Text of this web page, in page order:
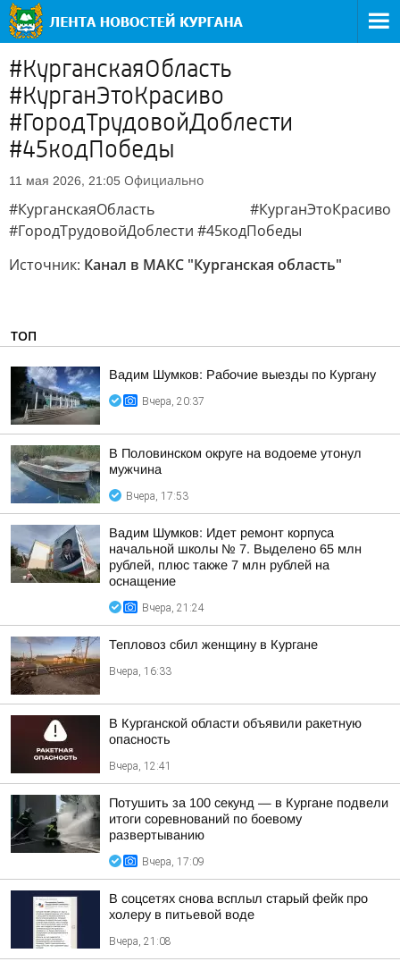
#КурганскаяОбласть
#КурганЭтоКрасиво
#ГородТрудовойДоблести
#45кодПобеды
11 мая 2026, 21:05 Официально
#КурганскаяОбласть #КурганЭтоКрасиво
#ГородТрудовойДоблести #45кодПобеды
Источник: Канал в МАКС "Курганская область"
ТОП
Вадим Шумков: Рабочие выезды по Кургану
Вчера, 20:37
В Половинском округе на водоеме утонул
мужчина
Вчера, 17:53
Вадим Шумков: Идет ремонт корпуса
начальной школы № 7. Выделено 65 млн
рублей, плюс также 7 млн рублей на
оснащение
Вчера, 21:24
Тепловоз сбил женщину в Кургане
Вчера, 16:33
В Курганской области объявили ракетную
опасность
Вчера, 12:41
Потушить за 100 секунд — в Кургане подвели
итоги соревнований по боевому
развертыванию
Вчера, 17:09
В соцсетях снова всплыл старый фейк про
холеру в питьевой воде
Вчера, 21:08